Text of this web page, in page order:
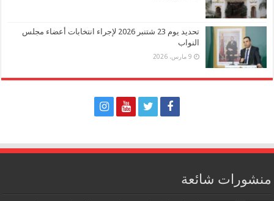
تحديد يوم 23 شتنبر 2026 لإجراء انتخابات أعضاء مجلس
النواب
9 مارس، 2026
منشورات شائعة